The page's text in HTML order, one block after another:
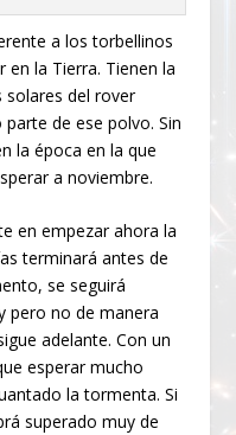
a los torbellinos
en la Tierra. Tienen la
solares del rover
de ese polvo. Sin
la época en la que
a noviembre.
en empezar ahora la
terminará antes de
se seguirá
pero no de manera
adelante. Con un
esperar mucho
la tormenta. Si
superado muy de